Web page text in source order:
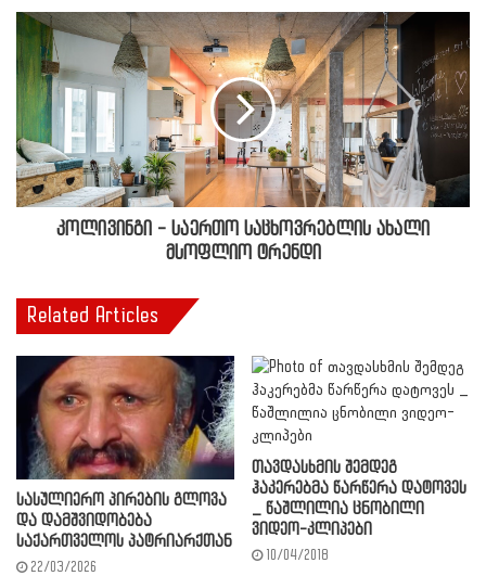
კოლივინგი - საერთო საცხოვრებლის ახალი
მსოფლიო ტრენდი
Related Articles
სასულიერო პირების გლოვა
და დამშვიდობება
საქართველოს პატრიარქთან
22/03/2026
თავდასხმის შემდეგ
ჰაკერებმა წარწერა დატოვეს
_ წაშლილია ცნობილი
ვიდეო-კლიპები
10/04/2018